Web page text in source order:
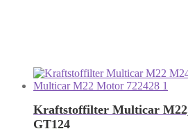
Kraftstoffilter Multicar
GT124